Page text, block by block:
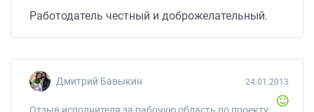
Работодатель честный и доброжелательный.
Дмитрий Бавыкин 24.01.2013